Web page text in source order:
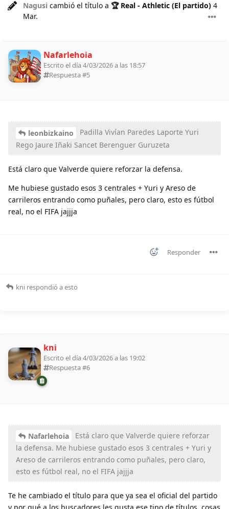
Nagusi cambió el título a 🏆 Real - Athletic (El partido) 4
Mar.
Nafarlehoia
Escrito el día 4/03/2026 a las 18:57
Respuesta #5
leonbizkaino
Padilla Vivían Paredes Laporte Yuri
Rego Jaure Iñaki Sancet Berenguer Guruzeta
Está claro que Valverde quiere reforzar la defensa.
Me hubiese gustado esos 3 centrales + Yuri y Areso de
carrileros entrando como puñales, pero claro, esto es fútbol
real, no el FIFA jajjja
Responder
kni respondió a esto
kni
Escrito el día 4/03/2026 a las 19:02
Respuesta #6
Nafarlehoia
Está claro que Valverde quiere reforzar
la defensa. Me hubiese gustado esos 3 centrales + Yuri y
Areso de carrileros entrando como puñales, pero claro,
esto es fútbol real, no el FIFA jajjja
Te he cambiado el título para que ya sea el oficial del partido